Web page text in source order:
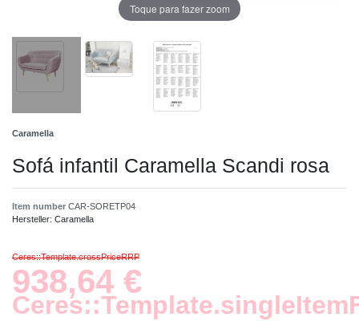
Toque para fazer zoom
Caramella
Sofá infantil Caramella Scandi rosa
Item number CAR-SORETP04
Hersteller: Caramella
Ceres::Template.crossPriceRRP
938,64 €